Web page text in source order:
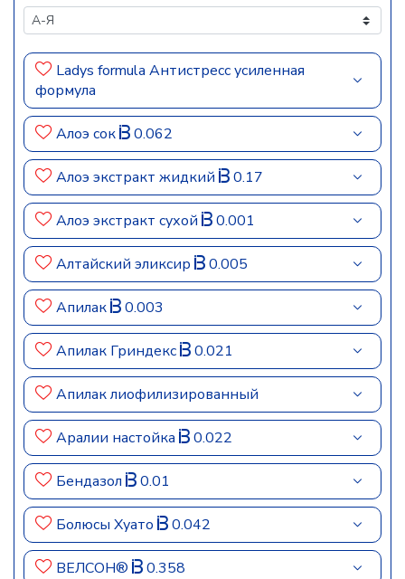
Ladys formula Антистресс усиленная
формула
Алоэ сок 0.062
Алоэ экстракт жидкий 0.17
Алоэ экстракт сухой 0.001
Алтайский эликсир 0.005
Апилак 0.003
Апилак Гриндекс 0.021
Апилак лиофилизированный
Аралии настойка 0.022
Бендазол 0.01
Болюсы Хуато 0.042
ВЕЛСОН® 0.358